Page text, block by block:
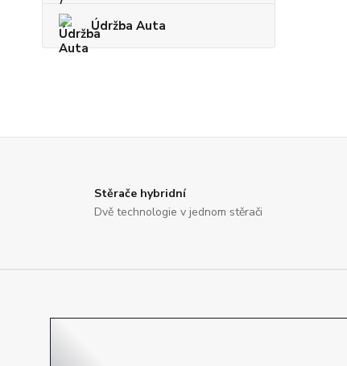
Údržba Auta
Stěrače hybridní
Dvě technologie v jednom stěrači